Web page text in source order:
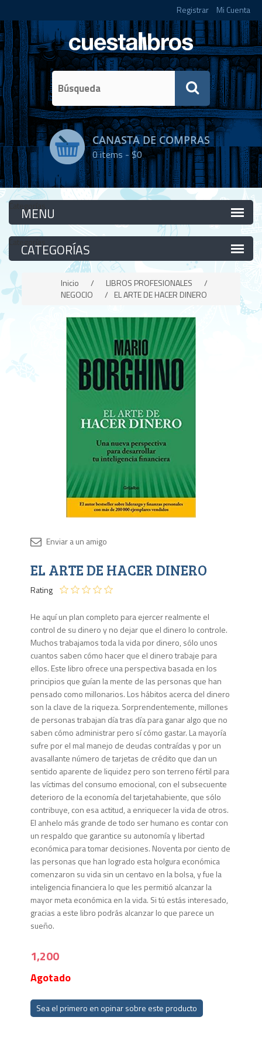
Registrar Mi Cuenta
CANASTA DE COMPRAS
0items -$0
Categorías
Categorías
Inicio / LIBROS PROFESIONALES
/
NEGOCIO
/ EL ARTE DE HACER DINERO
EL ARTE DE HACER DINERO
Rating
He aquí un plan completo para ejercer realmente el
control de su dinero y no dejar que el dinero lo controle.
Muchos trabajamos toda la vida por dinero, sólo unos
cuantos saben cómo hacer que el dinero trabaje para
ellos. Este libro ofrece una perspectiva basada en los
principios que guían la mente de las personas que han
pensado como millonarios. Los hábitos acerca del dinero
son la clave de la riqueza. Sorprendentemente, millones
de personas trabajan día tras día para ganar algo que no
saben cómo administrar pero sí cómo gastar. La mayoría
sufre por el mal manejo de deudas contraídas y por un
avasallante número de tarjetas de crédito que dan un
sentido aparente de liquidez pero son terreno fértil para
las víctimas del consumo emocional, con el subsecuente
deterioro de la economía del tarjetahabiente, que sólo
contribuye, con esa actitud, a enriquecer la vida de otros.
El anhelo más grande de todo ser humano es contar con
un respaldo que garantice su autonomía y libertad
económica para tomar decisiones. Noventa por ciento de
las personas que han logrado esta holgura económica
comenzaron su vida sin un centavo en la bolsa, y fue la
inteligencia financiera lo que les permitió alcanzar la
mayor meta económica en la vida. Si tú estás interesado,
gracias a este libro podrás alcanzar lo que parece un
sueño.
1,200
Agotado
Sea el primero en opinar sobre este producto